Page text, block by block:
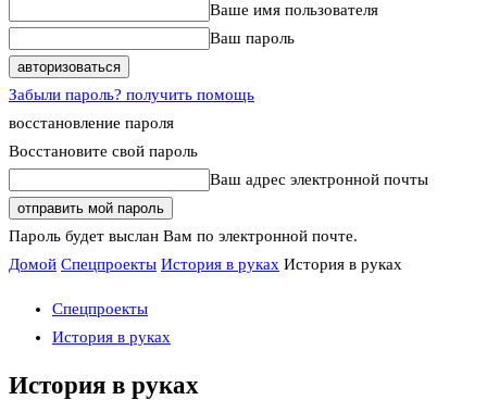
Ваше имя пользователя
Ваш пароль
Забыли пароль? получить помощь
восстановление пароля
Восстановите свой пароль
Ваш адрес электронной почты
Пароль будет выслан Вам по электронной почте.
Домой Спецпроекты История в руках История в руках
Спецпроекты
История в руках
История в руках